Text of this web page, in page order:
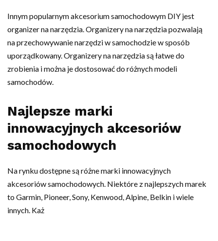
Innym popularnym akcesorium samochodowym DIY jest
organizer na narzędzia. Organizery na narzędzia pozwalają
na przechowywanie narzędzi w samochodzie w sposób
uporządkowany. Organizery na narzędzia są łatwe do
zrobienia i można je dostosować do różnych modeli
samochodów.
Najlepsze marki
innowacyjnych akcesoriów
samochodowych
Na rynku dostępne są różne marki innowacyjnych
akcesoriów samochodowych. Niektóre z najlepszych marek
to Garmin, Pioneer, Sony, Kenwood, Alpine, Belkin i wiele
innych. Każ